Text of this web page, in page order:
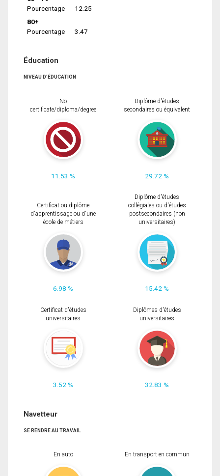
Pourcentage
12.25
80+
Pourcentage
3.47
Éducation
NIVEAU D'ÉDUCATION
No
certificate/diploma/degree
11.53 %
Diplôme d'études
secondaires ou équivalent
29.72 %
Certificat ou diplôme
d'apprentissage ou d'une
école de métiers
6.98 %
Diplôme d'études
collégiales ou d'études
postsecondaires (non
universitaires)
15.42 %
Certificat d'études
universitaires
3.52 %
Diplômes d'études
universitaires
32.83 %
Navetteur
SE RENDRE AU TRAVAIL
En auto En transport en commun